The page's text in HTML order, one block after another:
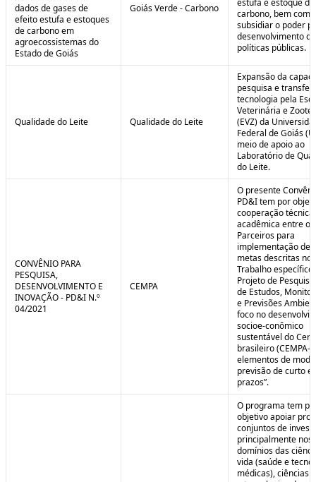
dados de gases de
efeito estufa e estoques
de carbono em
agroecossistemas do
Estado de Goiás
Goiás Verde - Carbono
estufa e estoque de
carbono, bem como
subsidiar o poder
desenvolvimento de
políticas públicas.
Qualidade do Leite Qualidade do Leite
Expansão da
pesquisa e
tecnologia pela
Veterinária e
(EVZ) da
Federal de Goiás
meio de apoio ao
Laboratório de
do Leite.
CONVÊNIO PARA
PESQUISA,
DESENVOLVIMENTO E
INOVAÇÃO - PD&I N.º
04/2021
CEMPA
O presente
PD&I tem por
cooperação técnica
acadêmica entre os
Parceiros para
implementação de
metas descritas no
Trabalho específico
Projeto de
de Estudos,
e Previsões
foco no
socioe-conômico
sustentável do
brasileiro (CEMPA-
elementos de
previsão de curto e
prazos”.
O programa tem
objetivo apoiar
conjuntos de
principalmente nos
domínios das
vida (saúde e
médicas), ciências